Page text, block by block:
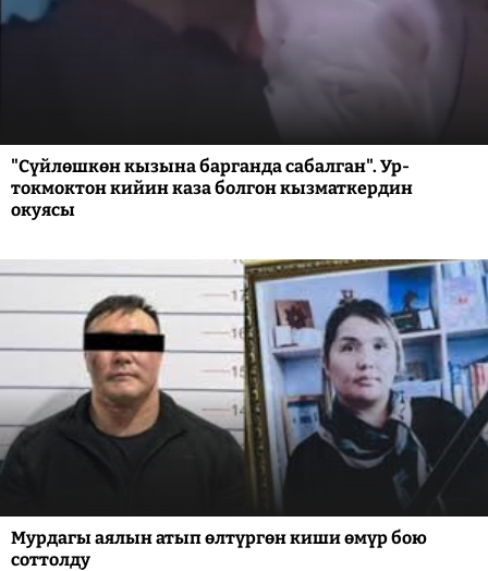
"Сүйлөшкөн кызына барганда сабалган". Ур-
токмоктон кийин каза болгон кызматкердин
окуясы
Мурдагы аялын атып өлтүргөн киши өмүр бою
соттолду